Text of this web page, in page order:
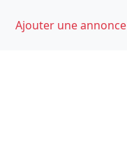
Ajouter une annonce